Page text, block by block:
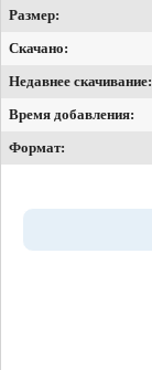
Размер:
Скачано:
Недавнее скачивание:
Время добавления:
Формат: